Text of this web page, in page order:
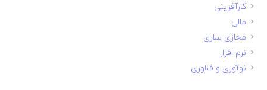
کارآفرینی
مالی
مجازی سازی
نرم افزار
نوآوری و فناوری